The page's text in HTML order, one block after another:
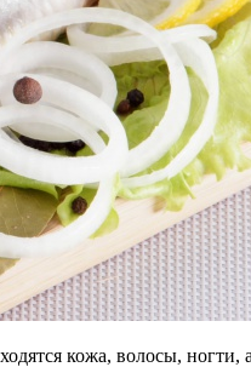
кожа, волосы, ногти,